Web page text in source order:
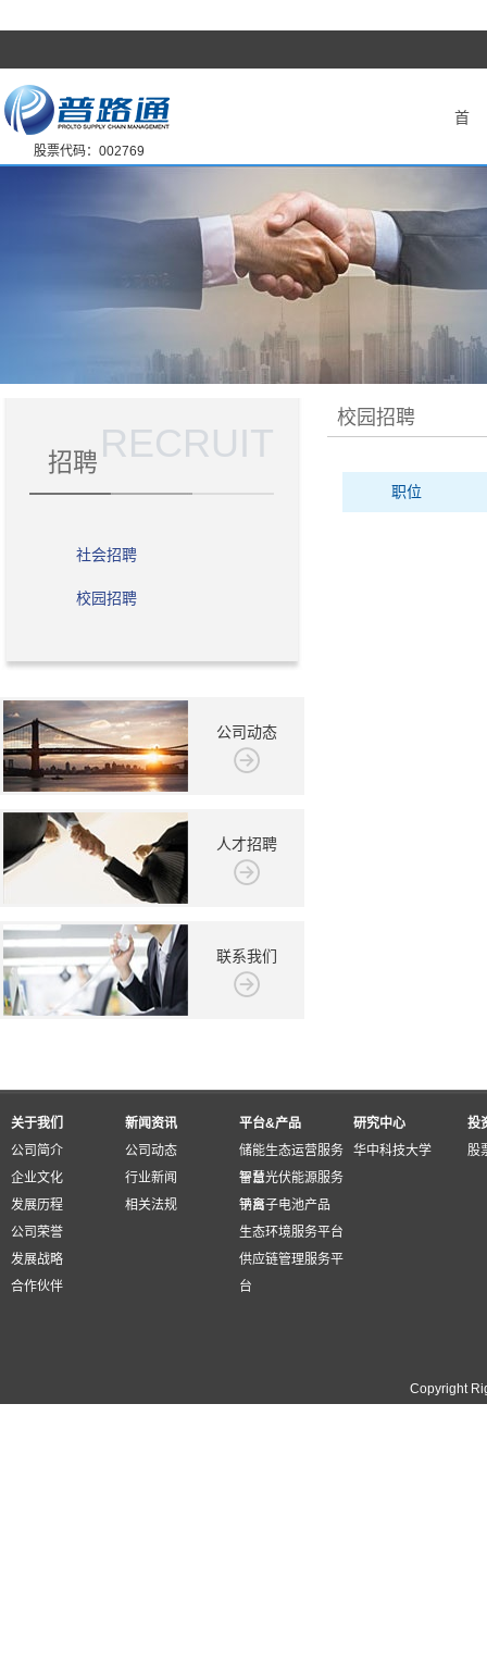
股票代码：002769
首
RECRUIT
招聘
社会招聘
校园招聘
公司动态
人才招聘
联系我们
校园招聘
职位
关于我们
公司简介
企业文化
发展历程
公司荣誉
发展战略
合作伙伴
新闻资讯
公司动态
行业新闻
相关法规
平台&产品
储能生态运营服务
平台
智慧光伏能源服务
平台
钠离子电池产品
生态环境服务平台
供应链管理服务平
台
研究中心
华中科技大学
投
股
Copyright